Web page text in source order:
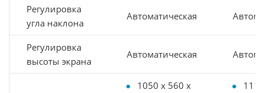
Регулировка
угла наклона
Автоматическая
Регулировка
высоты экрана
Автоматическая
1050 x 560 x